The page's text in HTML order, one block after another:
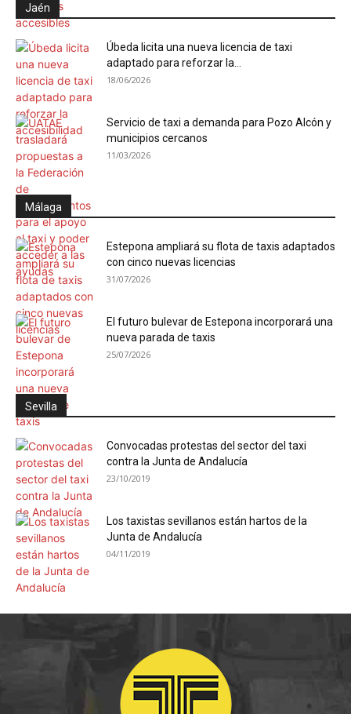
Jaén
Úbeda licita una nueva licencia de taxi
adaptado para reforzar la...
18/06/2026
Servicio de taxi a demanda para Pozo Alcón y
municipios cercanos
11/03/2026
Málaga
Estepona ampliará su flota de taxis adaptados
con cinco nuevas licencias
31/07/2026
El futuro bulevar de Estepona incorporará una
nueva parada de taxis
25/07/2026
Sevilla
Convocadas protestas del sector del taxi
contra la Junta de Andalucía
23/10/2019
Los taxistas sevillanos están hartos de la
Junta de Andalucía
04/11/2019